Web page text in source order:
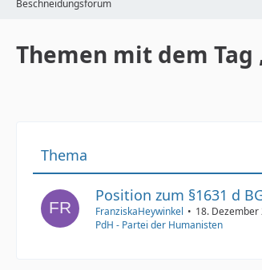
Beschneidungsforum
Themen mit dem
Thema
Position zum §1631 d
FranziskaHeywinkel
18. Dezember
PdH - Partei der Humanisten